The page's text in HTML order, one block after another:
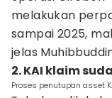
melakukan
sampai 2025,
jelas
2. KAI klaim
Proses penutupan asset